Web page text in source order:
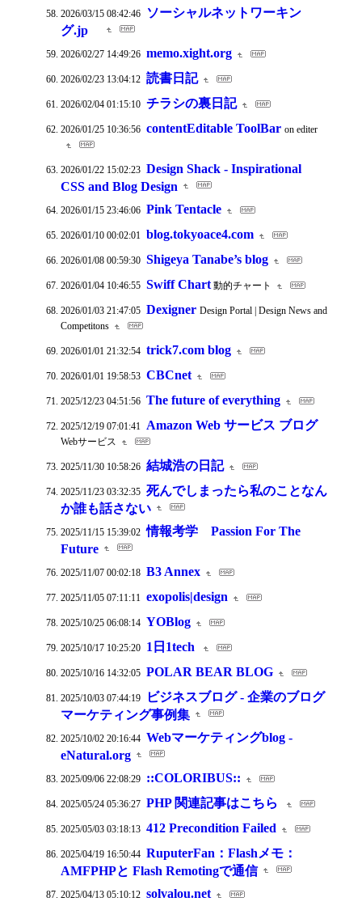
2026/03/15 08:42:46 ソーシャルネットワーキン
グ.jp
2026/02/27 14:49:26 memo.xight.org
2026/02/23 13:04:12 読書日記
2026/02/04 01:15:10 チラシの裏日記
2026/01/25 10:36:56 contentEditable ToolBar on editer
2026/01/22 15:02:23 Design Shack - Inspirational
CSS and Blog Design
2026/01/15 23:46:06 Pink Tentacle
2026/01/10 00:02:01 blog.tokyoace4.com
2026/01/08 00:59:30 Shigeya Tanabe’s blog
2026/01/04 10:46:55 Swiff Chart 動的チャート
2026/01/03 21:47:05 Dexigner Design Portal | Design News and
Competitons
2026/01/01 21:32:54 trick7.com blog
2026/01/01 19:58:53 CBCnet
2025/12/23 04:51:56 The future of everything
2025/12/19 07:01:41 Amazon Web サービス ブログ
Webサービス
2025/11/30 10:58:26 結城浩の日記
2025/11/23 03:32:35 死んでしまったら私のことなん
か誰も話さない
2025/11/15 15:39:02 情報考学 Passion For The
Future
2025/11/07 00:02:18 B3 Annex
2025/11/05 07:11:11 exopolis|design
2025/10/25 06:08:14 YOBlog
2025/10/17 10:25:20 1日1tech
2025/10/16 14:32:05 POLAR BEAR BLOG
2025/10/03 07:44:19 ビジネスブログ - 企業のブログ
マーケティング事例集
2025/10/02 20:16:44 Webマーケティングblog -
eNatural.org
2025/09/06 22:08:29 ::COLORIBUS::
2025/05/24 05:36:27 PHP 関連記事はこちら
2025/05/03 03:18:13 412 Precondition Failed
2025/04/19 16:50:44 RuputerFan：Flashメモ：
AMFPHPと Flash Remotingで通信
2025/04/13 05:10:12 solvalou.net